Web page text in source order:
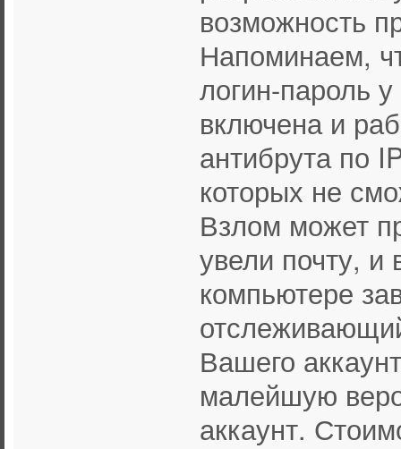
возможность
Напоминаем,
логин-пароль
включена и
антибрута по
которых не
Взлом может
увели почту, и
компьютере
Вашего
малейшую
аккаунт.